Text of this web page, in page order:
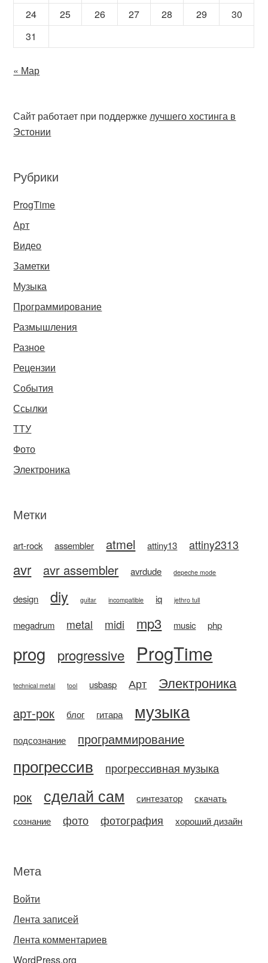
24
25 26 27 28 29
30
31
« Мар
Сайт работает при поддержкелучшего хостинга в
Эстонии
Рубрики
ProgTime
Арт
Видео
Заметки
Музыка
Программирование
Размышления
Разное
Рецензии
События
Ссылки
ТТУ
Фото
Электроника
Метки
art-rock assembler atmel attiny13 attiny2313
avr avr assembler avrdude depeche mode
design diy guitar incompatible iq jethro tull
megadrum metal midi mp3 music php
prog progressive ProgTime
technical metal tool usbasp Арт Электроника
арт-рок блог гитара музыка
подсознание программирование
прогрессив прогрессивная музыка
рок сделай сам синтезатор
скачать
сознание
фото фотография хороший дизайн
Мета
Войти
Лента записей
Лента комментариев
WordPress.org